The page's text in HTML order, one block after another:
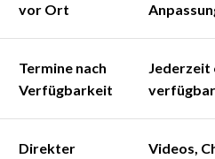
vor Ort
Termine nach
Verfügbarkeit
Jederzeit
verfügbar
Direkter
Videos,